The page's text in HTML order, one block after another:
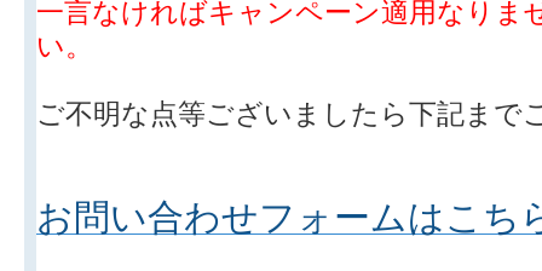
一言なければキャンペーン適用なりま
い。
ご不明な点等ございましたら下記まで
お問い合わせフォームはこち